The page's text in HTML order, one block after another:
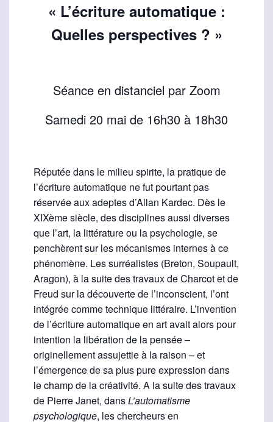
« L’écriture automatique :
Quelles perspectives ? »
Séance en distanciel par Zoom
Samedi 20 mai de 16h30 à 18h30
Réputée dans le milieu spirite, la pratique de
l’écriture automatique ne fut pourtant pas
réservée aux adeptes d’Allan Kardec. Dès le
XIXème siècle, des disciplines aussi diverses
que l’art, la littérature ou la psychologie, se
penchèrent sur les mécanismes internes à ce
phénomène. Les surréalistes (Breton, Soupault,
Aragon), à la suite des travaux de Charcot et de
Freud sur la découverte de l’inconscient, l’ont
intégrée comme technique littéraire. L’invention
de l’écriture automatique en art avait alors pour
intention la libération de la pensée –
originellement assujettie à la raison – et
l’émergence de sa plus pure expression dans
le champ de la créativité. A la suite des travaux
de Pierre Janet, dansL’automatisme
psychologique, les chercheurs en